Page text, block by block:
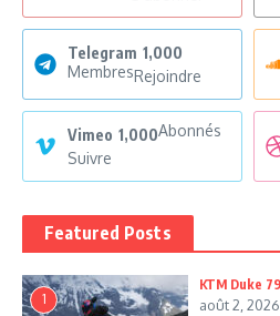
Telegram 1,000
MembresRejoindre
Vimeo 1,000Abonnés
Suivre
Featured Posts
1
KTM Duke
août 2, 2026